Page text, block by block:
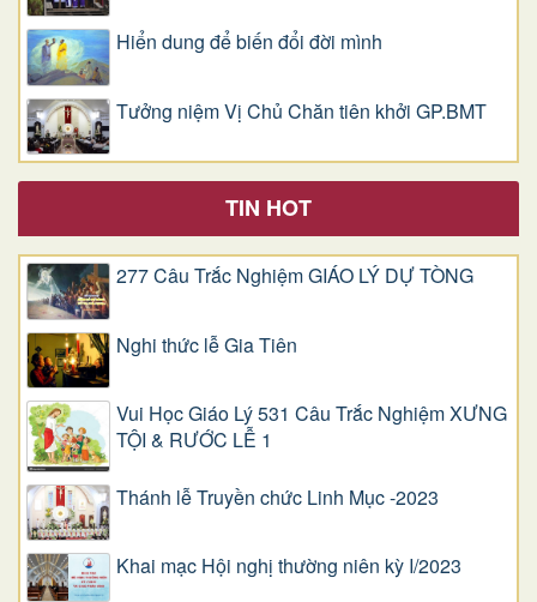
Hiển dung để biến đổi đời mình
Tưởng niệm Vị Chủ Chăn tiên khởi GP.BMT
TIN HOT
277 Câu Trắc Nghiệm GIÁO LÝ DỰ TÒNG
Nghi thức lễ Gia Tiên
Vui Học Giáo Lý 531 Câu Trắc Nghiệm XƯNG
TỘI & RƯỚC LỄ 1
Thánh lễ Truyền chức Linh Mục -2023
Khai mạc Hội nghị thường niên kỳ I/2023